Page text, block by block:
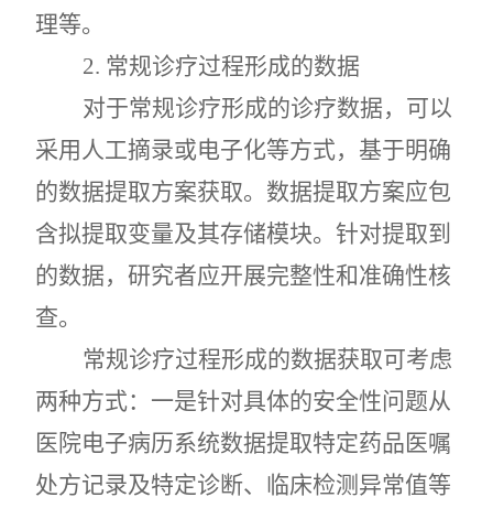
理等。
2. 常规诊疗过程形成的数据
对于常规诊疗形成的诊疗数据，可以
采用人工摘录或电子化等方式，基于明确
的数据提取方案获取。数据提取方案应包
含拟提取变量及其存储模块。针对提取到
的数据，研究者应开展完整性和准确性核
查。
常规诊疗过程形成的数据获取可考虑
两种方式：一是针对具体的安全性问题从
医院电子病历系统数据提取特定药品医嘱
处方记录及特定诊断、临床检测异常值等